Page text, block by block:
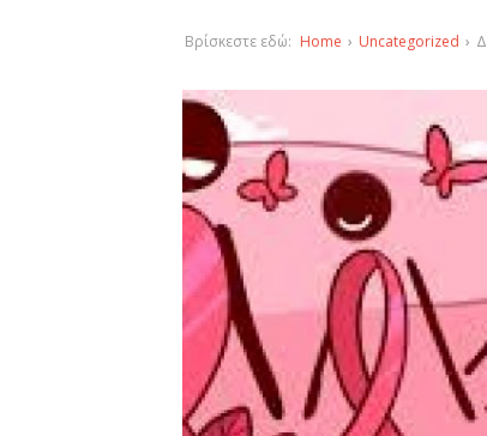
Βρίσκεστε εδώ: Home › Uncategorized ›